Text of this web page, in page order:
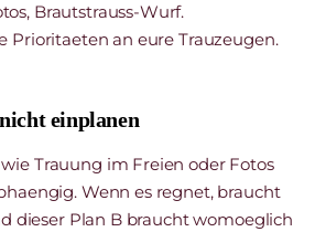
Brautstrauss-Wurf.
Prioritaeten an eure Trauzeugen.
einplanen
Trauung im Freien oder Fotos
Wenn es regnet, braucht
dieser Plan B braucht womoeglich